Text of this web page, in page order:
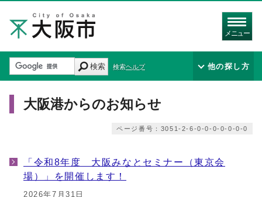
メニュー
検索 検索ヘルプ 他の探し方
大阪港からのお知らせ
ページ番号：3051-2-6-0-0-0-0-0-0-0
「令和8年度 大阪みなとセミナー（東京会
場）」を開催します！
2026年7月31日